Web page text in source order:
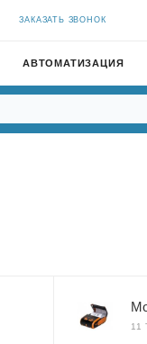
ЗАКАЗАТЬ ЗВОНОК
АВТОМАТИЗАЦИЯ
11